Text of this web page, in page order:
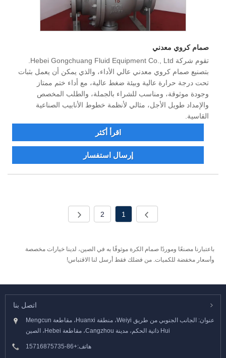
صمام كروي معدني
تقوم شركة Hebei Gongchuang Fluid Equipment Co., Ltd.
بتصنيع صمام كروي معدني عالي الأداء، والذي يمكن أن يعمل بثبات
تحت درجة حرارة عالية وبيئة ضغط عالية، مع أداء ختم ممتاز
وجودة موثوقة، ومناسب للشراء بالجملة، والطلب المخصص
والإمداد طويل الأجل، مثالي لأنظمة خطوط الأنابيب الصناعية
القاسية.
اقرأ أكثر
إرسال استفسار
1
2
باعتبارنا مصنعًا وموردًا صمام الكرة موثوقًا به في الصين، لدينا خيارات مخصصة
وأسعار مخفضة للكميات. من فضلك فقط أرسل لنا الاقتباس!
اتصل بنا
عنوان: الجانب الجنوبي من طريق Weiyi، منطقة Huanxi، مقاطعة Mengcun
Hui ذاتية الحكم، مدينة Cangzhou، مقاطعة Hebei، الصين
هاتف:+86-15716875735